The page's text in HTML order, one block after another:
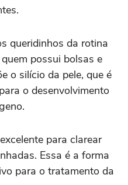
queridinhos da rotina
possui bolsas e
o silício da pele, que é
o desenvolvimento
excelente para clarear
Essa é a forma
para o tratamento da